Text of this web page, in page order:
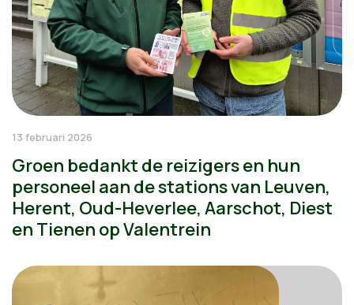
13 februari 2026
Groen bedankt de reizigers en hun
personeel aan de stations van Leuven,
Herent, Oud-Heverlee, Aarschot, Diest
en Tienen op Valentrein